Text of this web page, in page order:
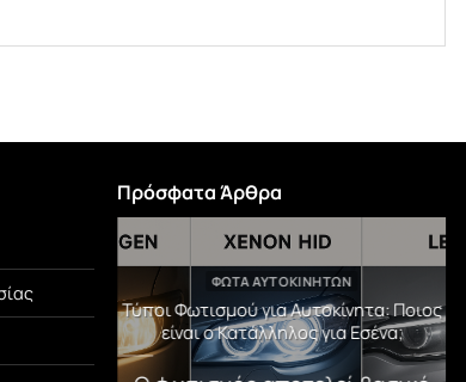
Πρόσφατα Άρθρα
ΦΏΤΑ ΑΥΤΟΚΙΝΉΤΩΝ
Τύποι Φωτισμού για Αυτοκίνητα: Ποιος
είναι ο Κατάλληλος για Εσένα;
Η Αόρατη
σου.